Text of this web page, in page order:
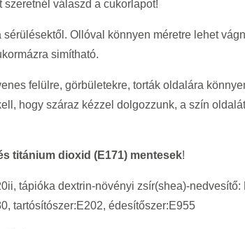
válaszd a cukorlapot!
Ollóval könnyen méretre lehet
simítható.
felülre, görbületekre, torták oldalára
hogy száraz kézzel dolgozzunk, a szín
titánium dioxid (E171) mentesek!
tápióka dextrin-növényi zsír(shea)-
tartósítószer:E202, édesítőszer:E955